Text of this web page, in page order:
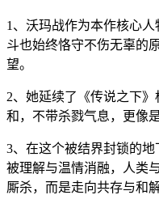
1、沃玛战作为本作核心
斗也始终恪守不伤无辜的
望。
2、她延续了《传说之下
和，不带杀戮气息，更像
3、在这个被结界封锁的
被理解与温情消融，人类
厮杀，而是走向共存与和解